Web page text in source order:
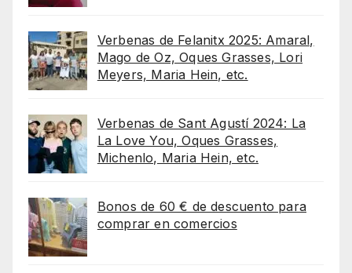
Verbenas de Felanitx 2025: Amaral,
Mago de Oz, Oques Grasses, Lori
Meyers, Maria Hein, etc.
Verbenas de Sant Agustí 2024: La
La Love You, Oques Grasses,
Michenlo, Maria Hein, etc.
Bonos de 60 € de descuento para
comprar en comercios